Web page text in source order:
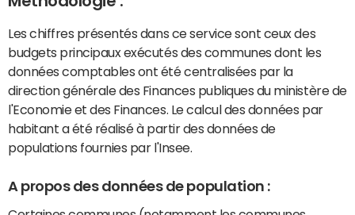
Les chiffres présentés dans ce service sont ceux des
budgets principaux exécutés des communes dont les
données comptables ont été centralisées par la
direction générale des Finances publiques du ministère de
l'Economie et des Finances. Le calcul des données par
habitant a été réalisé à partir des données de
populations fournies par l'Insee.
A propos des données de population :